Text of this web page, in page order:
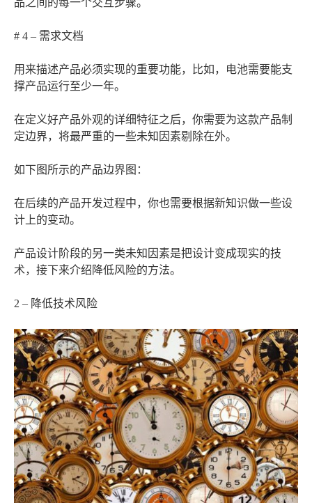
品之间的每一个交互步骤。
# 4 – 需求文档
用来描述产品必须实现的重要功能，比如，电池需要能支
撑产品运行至少一年。
在定义好产品外观的详细特征之后，你需要为这款产品制
定边界，将最严重的一些未知因素剔除在外。
如下图所示的产品边界图：
在后续的产品开发过程中，你也需要根据新知识做一些设
计上的变动。
产品设计阶段的另一类未知因素是把设计变成现实的技
术，接下来介绍降低风险的方法。
2 – 降低技术风险